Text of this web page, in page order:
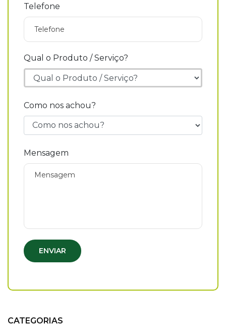
Telefone
Qual o Produto / Serviço?
Como nos achou?
Mensagem
ENVIAR
CATEGORIAS